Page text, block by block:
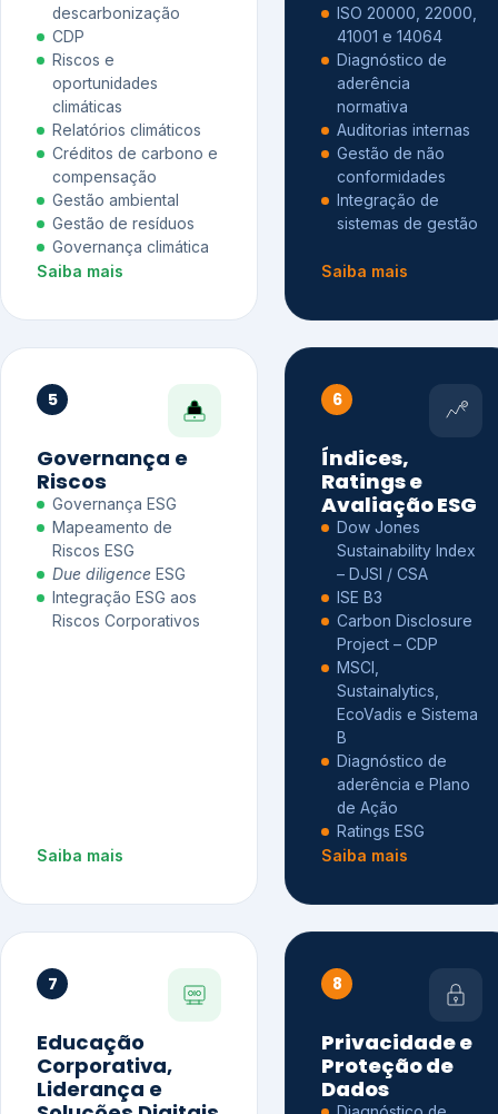
descarbonização
CDP
Riscos e
oportunidades
climáticas
Relatórios climáticos
Créditos de carbono e
compensação
Gestão ambiental
Gestão de resíduos
Governança climática
Saiba mais
ISO 20000, 22000,
41001 e 14064
Diagnóstico de
aderência
normativa
Auditorias internas
Gestão de não
conformidades
Integração de
sistemas de gestão
Saiba mais
5
Governança e
Riscos
Governança ESG
Mapeamento de
Riscos ESG
Due diligence ESG
Integração ESG aos
Riscos Corporativos
Saiba mais
6
Índices,
Ratings e
Avaliação ESG
Dow Jones
Sustainability Index
– DJSI / CSA
ISE B3
Carbon Disclosure
Project – CDP
MSCI,
Sustainalytics,
EcoVadis e Sistema
B
Diagnóstico de
aderência e Plano
de Ação
Ratings ESG
Saiba mais
7
Educação
Corporativa,
Liderança e
8
Privacidade e
Proteção de
Dados